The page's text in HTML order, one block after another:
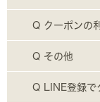
Q クーポンの
Q その他
Q LINE登録で